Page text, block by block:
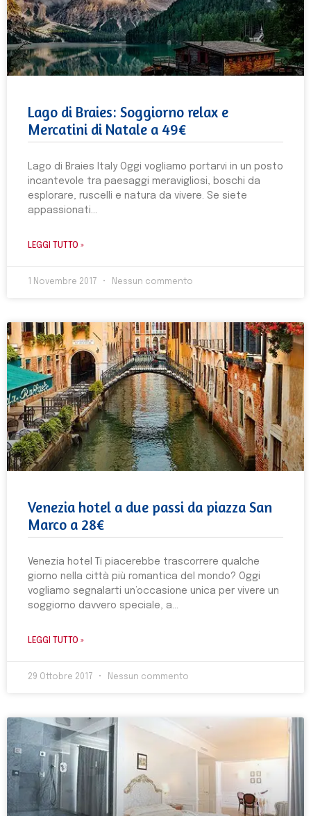
Lago di Braies: Soggiorno relax e
Mercatini di Natale a 49€
Lago di Braies Italy Oggi vogliamo portarvi in un posto
incantevole tra paesaggi meravigliosi, boschi da
esplorare, ruscelli e natura da vivere. Se siete
appassionati
LEGGI TUTTO »
1 Novembre 2017 Nessun commento
Venezia hotel a due passi da piazza San
Marco a 28€
Venezia hotel Ti piacerebbe trascorrere qualche
giorno nella città più romantica del mondo? Oggi
vogliamo segnalarti un’occasione unica per vivere un
soggiorno davvero speciale, a
LEGGI TUTTO »
29 Ottobre 2017 Nessun commento